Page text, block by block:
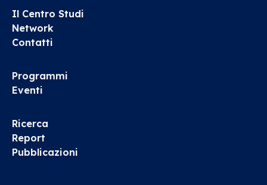
Il Centro Studi
Network
Contatti
Programmi
Eventi
Ricerca
Report
Pubblicazioni